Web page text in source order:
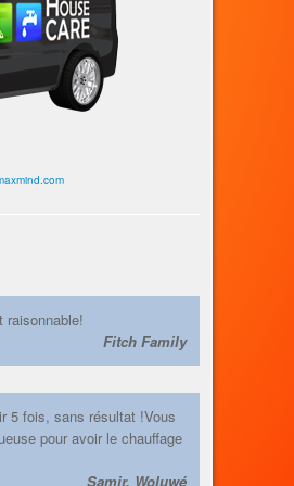
raisonnable!
Fitch Family
5 fois, sans résultat !Vous
pour avoir le chauffage
Samir, Woluwé